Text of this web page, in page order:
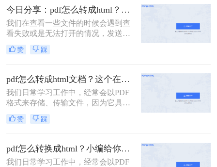
加载的速度很快，而且能不受到软件
的制约，直接在网页上就能查看，与
此同时还能方便文件的共享访问，只
需一个链接就能实现查看,下面我们就
来分享如何将PDF转换成HTML方法
吧！
今日分享：pdf怎么转成html？分享两个超简单上手技巧
我们在查看一些文件的时候会遇到查
看失败或是无法打开的情况，发送的
时候也可能会出现这样或那样的问
题，其实我们可以将PDF文件转换成
加载的速度很快，而且能不受到软件
的制约，直接在网页上就能查看，与
此同时还能方便文件的共享访问，只
需一个链接就能实现查看,下面我们就
来分享pdf怎么转成html方法吧！
赞 踩
pdf怎么转成html文档？这个在线方法快来试试
我们日常学习工作中，经常会以PDF
格式来存储、传输文件，因为它具有
良好的稳定性以及兼容性。在需要编
辑PDF内容的时候，我们往往会将
想要编辑网页模板，就会将PDF转换
成HTML格式。
赞 踩
pdf怎么转换成html？小编给你分享这二个方法！
我们日常学习工作中，经常会以PDF